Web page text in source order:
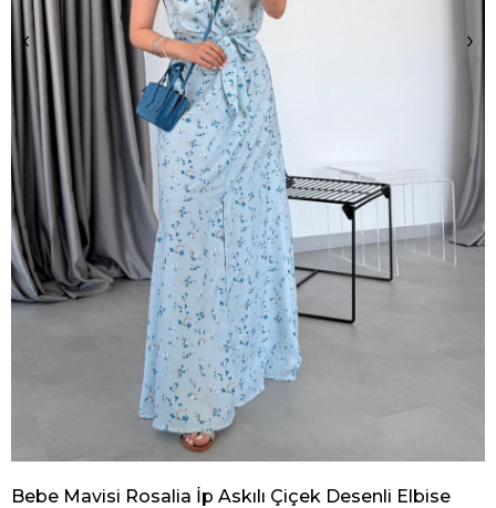
‹ ›
Bebe Mavisi Rosalia İp Askılı Çiçek Desenli Elbise